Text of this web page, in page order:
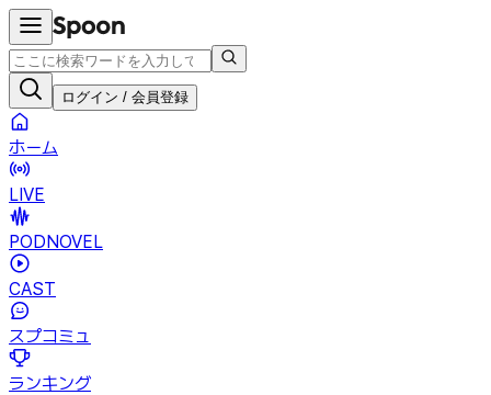
ログイン / 会員登録
ホーム
LIVE
PODNOVEL
CAST
スプコミュ
ランキング